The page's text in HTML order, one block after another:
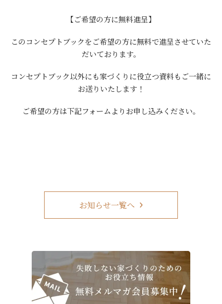
【ご希望の方に無料進呈】
このコンセプトブックをご希望の方に無料で進呈させていた
だいております。
コンセプトブック以外にも家づくりに役立つ資料もご一緒に
お送りいたします！
ご希望の方は下記フォームよりお申し込みください。
お知らせ一覧へ